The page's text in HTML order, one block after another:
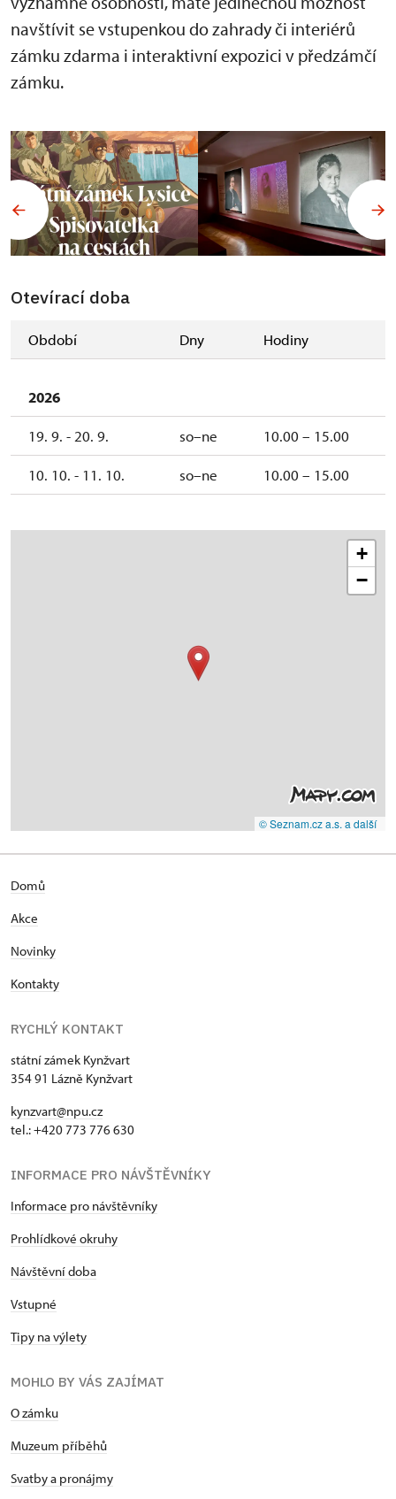
navštívit se vstupenkou do zahrady či interiérů
zámku zdarma i interaktivní expozici v předzámčí
zámku.
Otevírací doba
Období Dny Hodiny
2026
19. 9. - 20. 9. so–ne 10.00 – 15.00
10. 10. - 11. 10. so–ne 10.00 – 15.00
+
−
© Seznam.cz a.s. a další
Domů
Akce
Novinky
Kontakty
RYCHLÝ KONTAKT
státní zámek Kynžvart
354 91 Lázně Kynžvart
kynzvart@npu.cz
tel.: +420 773 776 630
INFORMACE PRO NÁVŠTĚVNÍKY
Informace pro návštěvníky
Prohlídkové okruhy
Návštěvní doba
Vstupné
Tipy na výlety
MOHLO BY VÁS ZAJÍMAT
O zámku
Muzeum příběhů
Svatby a pronájmy